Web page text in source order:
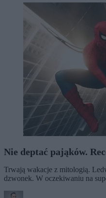
Nie deptać pająków.
Trwają wakacje z mitologią.
dzwonek. W oczekiwaniu na